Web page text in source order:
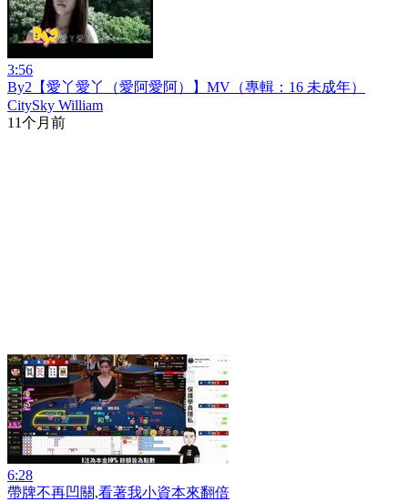
3:56
By2【愛丫愛丫（愛阿愛阿）】MV（專輯：16 未成年）
CitySky William
11个月前
6:28
帶牌不再凹關,看著我小資本來翻倍